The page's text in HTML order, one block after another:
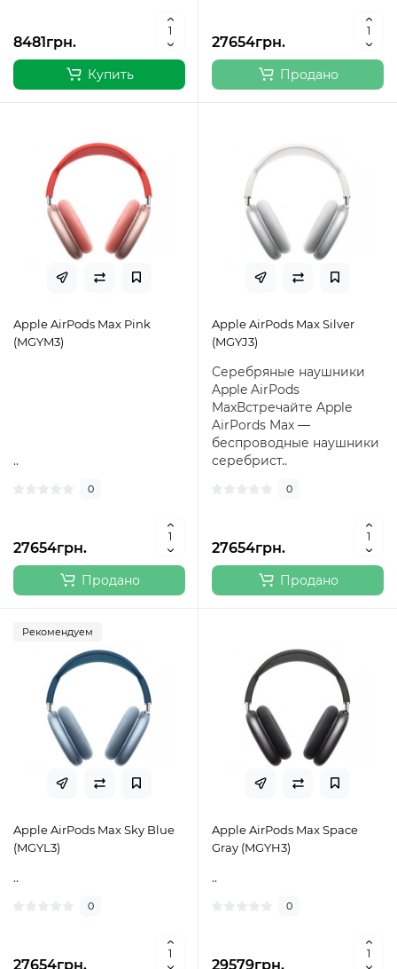
8481грн.
Купить
27654грн.
Продано
Apple AirPods Max Pink
(MGYM3)
..
0
27654грн.
Продано
Apple AirPods Max Silver
(MGYJ3)
Серебряные наушники
Apple AirPods
MaxВстречайте Apple
AirPords Max —
беспроводные наушники
серебрист..
0
27654грн.
Продано
Рекомендуем
Apple AirPods Max Sky Blue
(MGYL3)
..
0
27654грн.
Apple AirPods Max Space
Gray (MGYH3)
..
0
29579грн.